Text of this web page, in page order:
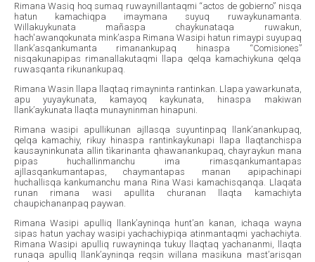
Rimana Wasiq hoq sumaq ruwaynillantaqmi “actos de gobierno” nisqa
hatun kamachiqpa imaymana suyuq ruwaykunamanta.
Willakuykunata mañaspa chaykunataqa ruwakun,
hach'awanqokunata mink’aspa Rimana Wasipi hatun rimaypi suyupaq
llank’asqankumanta rimanankupaq hinaspa “Comisiones”
nisqakunapipas rimanallakutaqmi llapa qelqa kamachiykuna qelqa
ruwasqanta rikunankupaq.
Rimana Wasin llapa llaqtaq rimayninta rantinkan. Llapa yawarkunata,
apu yuyaykunata, kamayoq kaykunata, hinaspa makiwan
llank’aykunata llaqta munayninman hinapuni.
Rimana wasipi apullikunan ajllasqa suyuntinpaq llank’anankupaq,
qelqa kamachiy, rikuy hinaspa rantinkaykunapi llapa llaqtanchispa
kausayninkunata allin tìkarinanta qhawanankupaq, chayraykun mana
pipas huchallinmanchu ima rimasqankumantapas
ajllasqankumantapas, chaymantapas manan apipachinapi
huchallisqa kankumanchu mana Rina Wasi kamachisqanqa. Llaqata
runan rimana wasi apullita churanan llaqta kamachiyta
chaupichananpaq paywan.
Rimana Wasipi apulliq llank’ayninqa hunt’an kanan, ichaqa wayna
sipas hatun yachay wasipi yachachiypiqa atinmantaqmi yachachiyta.
Rimana Wasipi apulliq ruwayninqa tukuy llaqtaq yachananmi, llaqta
runaqa apulliq llank’ayninqa reqsin willana masikuna mast’arisqan